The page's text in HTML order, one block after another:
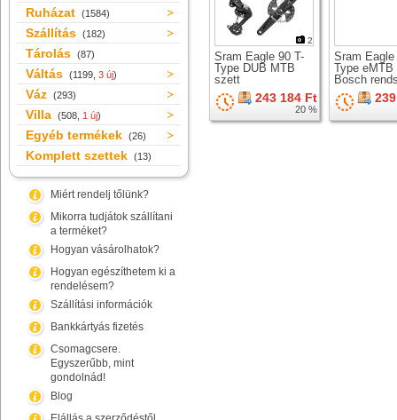
Ruházat (1584)
Szállítás (182)
Tárolás (87)
Váltás (1199, 3 új)
Váz (293)
Villa (508, 1 új)
Egyéb termékek (26)
Komplett szettek (13)
Miért rendelj tőlünk?
Mikorra tudjátok szállítani
a terméket?
Hogyan vásárolhatok?
Hogyan egészíthetem ki a
rendelésem?
Szállítási információk
Bankkártyás fizetés
Csomagcsere.
Egyszerűbb, mint
gondolnád!
Blog
2
Sram Eagle 90 T-
Type DUB MTB
szett
243 184 Ft
20 %
Sram Eagle
Type
Bosch